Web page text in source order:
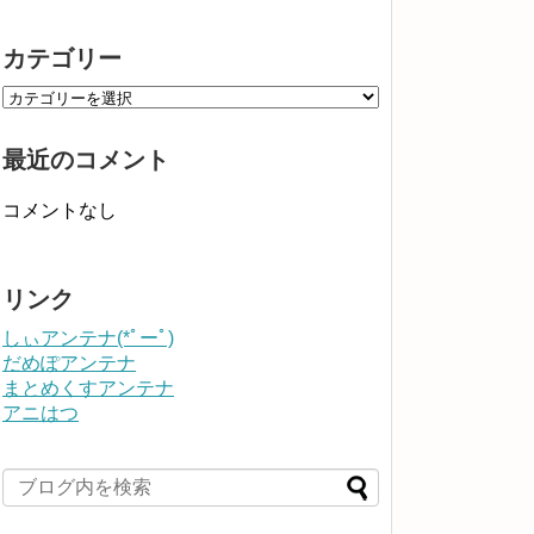
カテゴリー
最近のコメント
コメントなし
リンク
しぃアンテナ(*ﾟーﾟ)
だめぽアンテナ
まとめくすアンテナ
アニはつ